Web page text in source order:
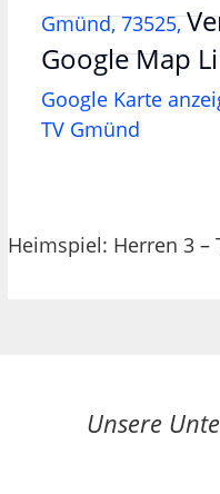
Gmünd, 73525,
Google Map
Google Karte
TV Gmünd
Heimspiel: Herren 3 –
Unsere